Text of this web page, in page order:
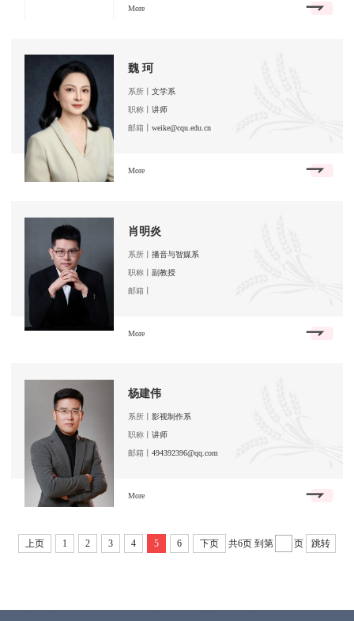
More
魏 珂
系所丨文学系
职称丨讲师
邮箱丨weike@cqu.edu.cn
More
肖明炎
系所丨播音与智媒系
职称丨副教授
邮箱丨
More
杨建伟
系所丨影视制作系
职称丨讲师
邮箱丨494392396@qq.com
More
上页 1 2 3 4 5 6 下页 共6页 到第 页 跳转